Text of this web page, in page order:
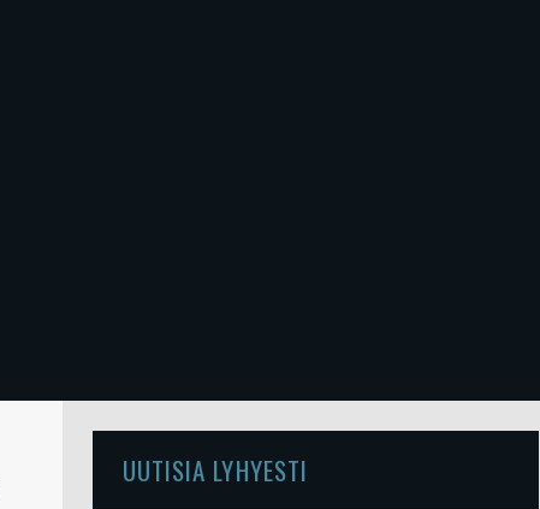
UUTISIA LYHYESTI